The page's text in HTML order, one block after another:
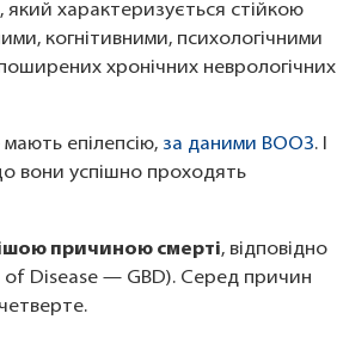
який характеризується стійкою
когнітивними, психологічними
хронічних неврологічних
епілепсію, за даними ВООЗ. І
вони успішно проходять
причиною смерті, відповідно
of Disease — GBD). Серед причин